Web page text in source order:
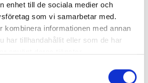
enhet till de sociala medier och
som vi samarbetar med.
kombinera informationen med annan
har tillhandahållit eller som de har
från höger”